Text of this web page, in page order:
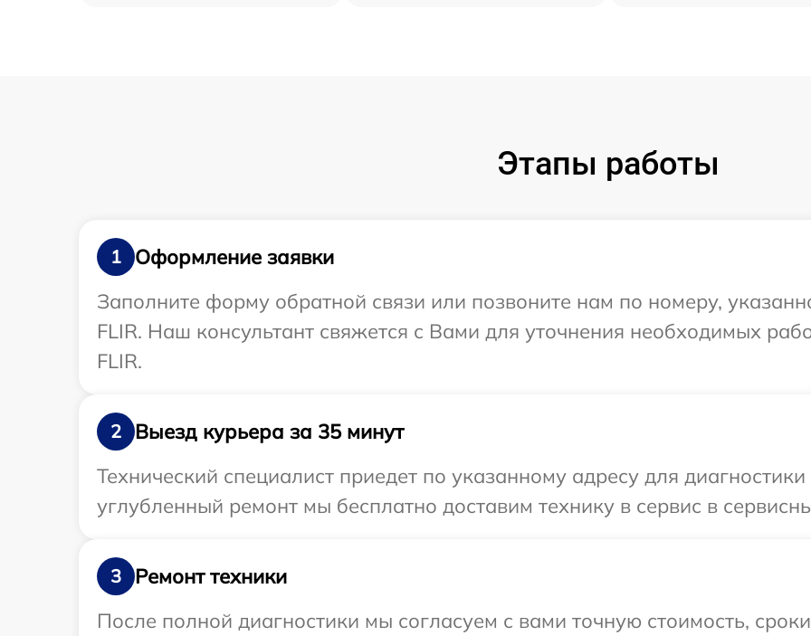
Этапы работы
1
Оформление заявки
Заполните форму обратной связи или позвоните нам по номеру,
FLIR. Наш консультант свяжется с Вами для уточнения необходимых
FLIR.
2
Выезд курьера за 35 минут
Технический специалист приедет по указанному адресу для
углубленный ремонт мы бесплатно доставим технику в сервис в
3
Ремонт техники
После полной диагностики мы согласуем с вами точную стоимость,